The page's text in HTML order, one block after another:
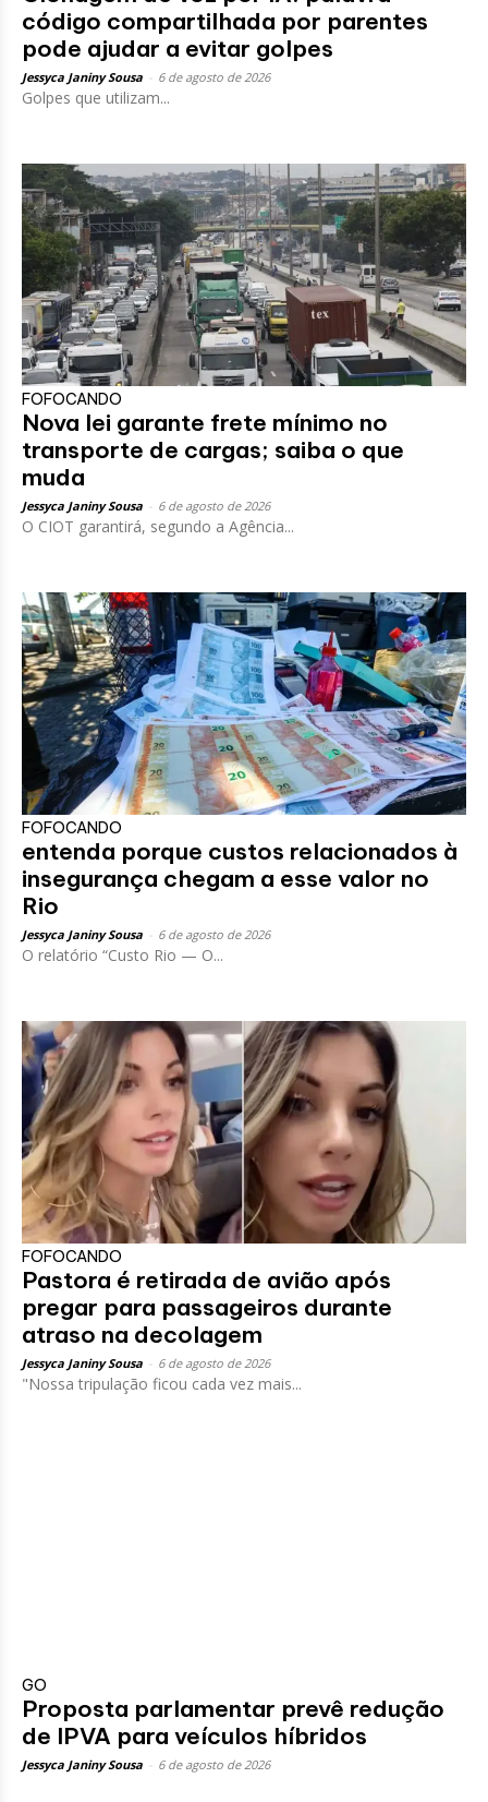
código compartilhada por parentes
pode ajudar a evitar golpes
Jessyca Janiny Sousa 6 de agosto de 2026
Golpes que utilizam...
FOFOCANDO
Nova lei garante frete mínimo no
transporte de cargas; saiba o que
muda
Jessyca Janiny Sousa 6 de agosto de 2026
O CIOT garantirá, segundo a Agência...
FOFOCANDO
entenda porque custos relacionados à
insegurança chegam a esse valor no
Rio
Jessyca Janiny Sousa 6 de agosto de 2026
O relatório “Custo Rio — O...
FOFOCANDO
Pastora é retirada de avião após
pregar para passageiros durante
atraso na decolagem
Jessyca Janiny Sousa 6 de agosto de 2026
"Nossa tripulação ficou cada vez mais...
GO
Proposta parlamentar prevê redução
de IPVA para veículos híbridos
Jessyca Janiny Sousa 6 de agosto de 2026